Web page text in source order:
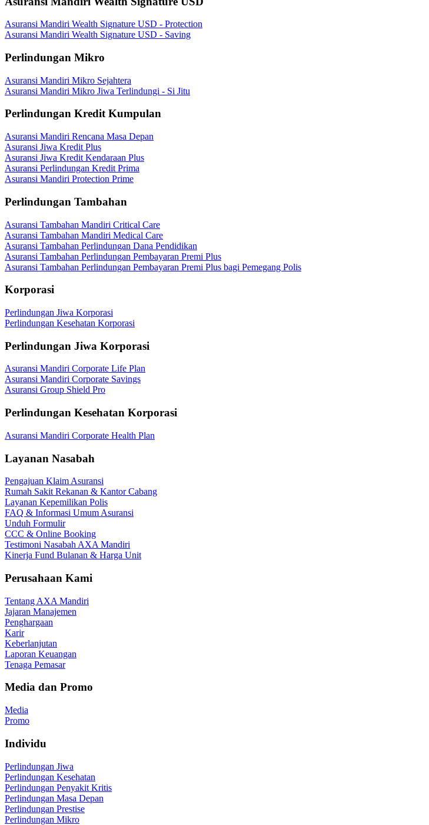
Asuransi Mandiri Wealth Signature USD - Protection
Asuransi Mandiri Wealth Signature USD - Saving
Perlindungan Mikro
Asuransi Mandiri Mikro Sejahtera
Asuransi Mandiri Mikro Jiwa Terlindungi - Si Jitu
Perlindungan Kredit Kumpulan
Asuransi Mandiri Rencana Masa Depan
Asuransi Jiwa Kredit Plus
Asuransi Jiwa Kredit Kendaraan Plus
Asuransi Perlindungan Kredit Prima
Asuransi Mandiri Protection Prime
Perlindungan Tambahan
Asuransi Tambahan Mandiri Critical Care
Asuransi Tambahan Mandiri Medical Care
Asuransi Tambahan Perlindungan Dana Pendidikan
Asuransi Tambahan Perlindungan Pembayaran Premi Plus
Asuransi Tambahan Perlindungan Pembayaran Premi Plus bagi Pemegang Polis
Korporasi
Perlindungan Jiwa Korporasi
Perlindungan Kesehatan Korporasi
Perlindungan Jiwa Korporasi
Asuransi Mandiri Corporate Life Plan
Asuransi Mandiri Corporate Savings
Asuransi Group Shield Pro
Perlindungan Kesehatan Korporasi
Asuransi Mandiri Corporate Health Plan
Layanan Nasabah
Pengajuan Klaim Asuransi
Rumah Sakit Rekanan & Kantor Cabang
Layanan Kepemilikan Polis
FAQ & Informasi Umum Asuransi
Unduh Formulir
CCC & Online Booking
Testimoni Nasabah AXA Mandiri
Kinerja Fund Bulanan & Harga Unit
Perusahaan Kami
Tentang AXA Mandiri
Jajaran Manajemen
Penghargaan
Karir
Keberlanjutan
Laporan Keuangan
Tenaga Pemasar
Media dan Promo
Media
Promo
Individu
Perlindungan Jiwa
Perlindungan Kesehatan
Perlindungan Penyakit Kritis
Perlindungan Masa Depan
Perlindungan Prestise
Perlindungan Mikro